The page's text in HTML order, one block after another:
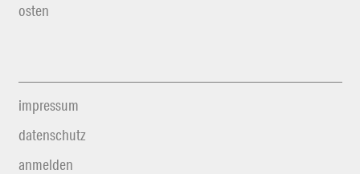
osten
impressum
datenschutz
anmelden